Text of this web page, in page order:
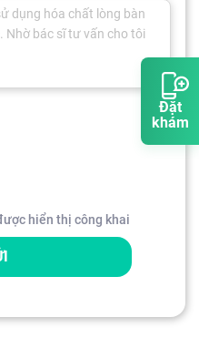
Đặt
khám
hiển thị công khai